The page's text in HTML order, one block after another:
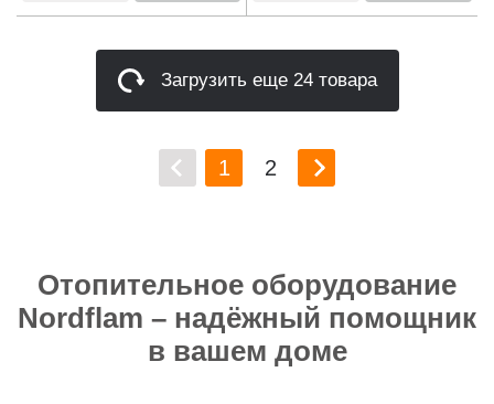
Загрузить еще 24 товара
1 2
Отопительное оборудование
Nordflam – надёжный помощник
в вашем доме